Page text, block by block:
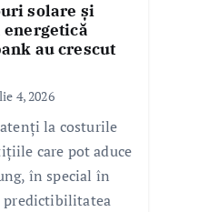
solare și
au crescut
4, 2026
la costurile
care pot aduce
în special în
predictibilitatea